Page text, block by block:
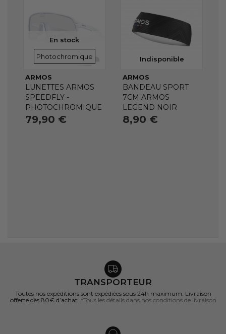
En stock
VERRES
Photochromique
ARMOS
LUNETTES ARMOS
SPEEDFLY -
PHOTOCHROMIQUE
79,90 €
Indisponible
ARMOS
BANDEAU SPORT
7CM ARMOS
LEGEND NOIR
8,90 €
TRANSPORTEUR
Toutes nos expéditions sont expédiées sous 24h maximum. Livraison
offerte dès 80€ d’achat. *Tous les détails dans nos conditions de livraison